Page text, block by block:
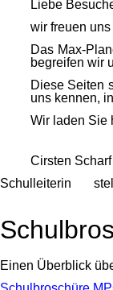
Liebe
wir freuen
Das Max-
begreifen wir
Diese Seiten
uns kennen,
Wir laden Sie
Cirsten
Schulleiterin
Einen Überblick